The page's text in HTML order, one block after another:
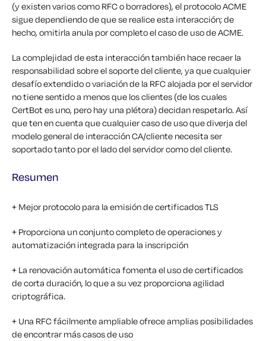
(y existen varios como RFC o borradores), el protocolo ACME
sigue dependiendo de que se realice esta interacción; de
hecho, omitirla anula por completo el caso de uso de ACME.
La complejidad de esta interacción también hace recaer la
responsabilidad sobre el soporte del cliente, ya que cualquier
desafío extendido o variación de la RFC alojada por el servidor
no tiene sentido a menos que los clientes (de los cuales
CertBot es uno, pero hay una plétora) decidan respetarlo. Así
que ten en cuenta que cualquier caso de uso que diverja del
modelo general de interacción CA/cliente necesita ser
soportado tanto por el lado del servidor como del cliente.
Resumen
+ Mejor protocolo para la emisión de certificados TLS
+ Proporciona un conjunto completo de operaciones y
automatización integrada para la inscripción
+ La renovación automática fomenta el uso de certificados
de corta duración, lo que a su vez proporciona agilidad
criptográfica.
+ Una RFC fácilmente ampliable ofrece amplias posibilidades
de encontrar más casos de uso